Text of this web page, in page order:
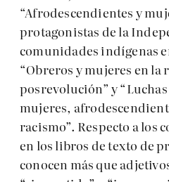
“Afrodescendientes y
protagonistas de la
comunidades indígenas
“Obreros y mujeres en la
posrevolución” y
mujeres,
racismo”. Respecto a los
en los libros de texto de
conocen más que